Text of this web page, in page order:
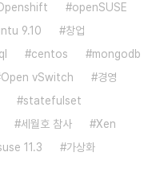
openSUSE
9.10
창업
centos
mongodb
Open vSwitch
경영
statefulset
세월호 참사
Xen
11.3 가상화